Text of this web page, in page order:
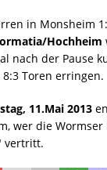
in Monsheim
Hochheim
nach der Pause
Toren erringen.
11.Mai 2013
wer die
vertritt.